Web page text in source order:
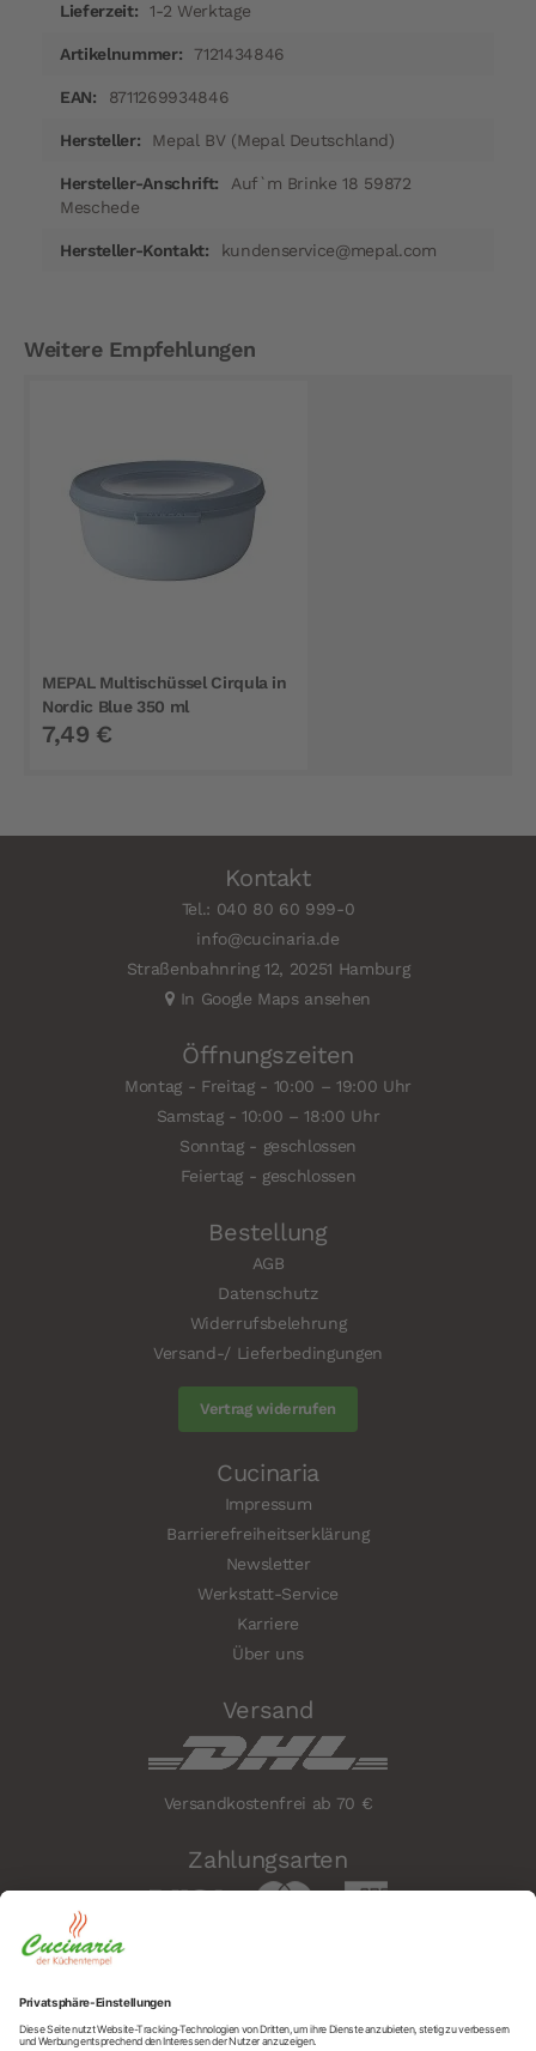
1-2 Werktage
7121434846
8711269934846
Mepal BV (Mepal Deutschland)
Auf`m Brinke 18 59872
Meschede
kundenservice@mepal.com
Weitere Empfehlungen
MEPAL Multischüssel Cirqula in
Nordic Blue 350 ml
7,49 €
Kontakt
Tel.: 040 80 60 999-0
info@cucinaria.de
Straßenbahnring 12, 20251 Hamburg
In Google Maps ansehen
Öffnungszeiten
Montag - Freitag - 10:00 – 19:00 Uhr
Samstag - 10:00 – 18:00 Uhr
Sonntag - geschlossen
Feiertag - geschlossen
Bestellung
AGB
Datenschutz
Widerrufsbelehrung
Versand-/ Lieferbedingungen
Vertrag widerrufen
Cucinaria
Impressum
Barrierefreiheitserklärung
Newsletter
Werkstatt-Service
Karriere
Über uns
Versand
Versandkostenfrei ab 70 €
Zahlungsarten
Sicherheit